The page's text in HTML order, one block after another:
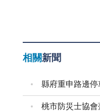
相關新聞
縣府重申路邊
桃市防災士協